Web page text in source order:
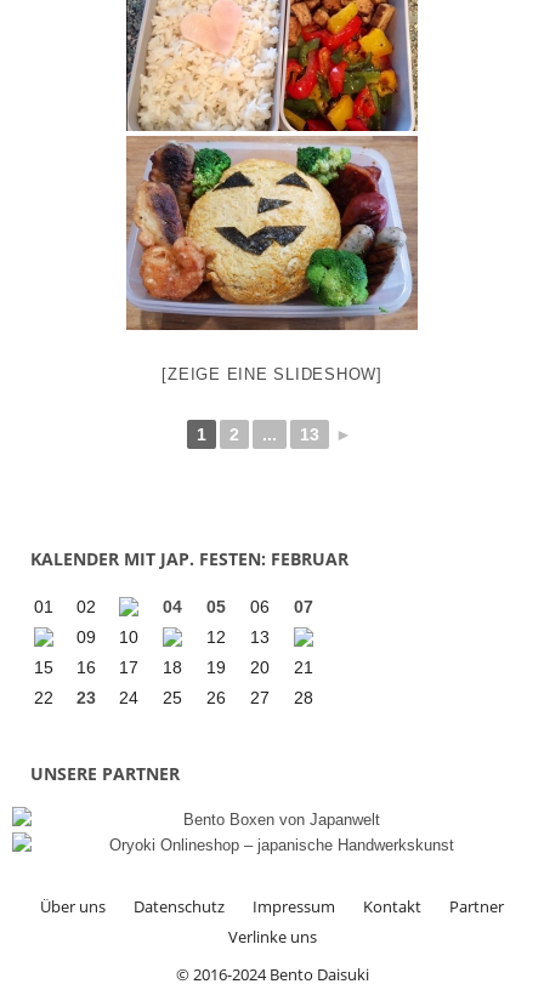
[ZEIGE EINE SLIDESHOW]
1 2 ... 13 ►
KALENDER MIT JAP. FESTEN: FEBRUAR
01 02 04 05 06
07
09
10 12
13
15
16 17 18 19 20
21
22
23 24 25 26 27 28
UNSERE PARTNER
Über uns Datenschutz Impressum Kontakt
Partner
Verlinke uns
© 2016-2024 Bento Daisuki